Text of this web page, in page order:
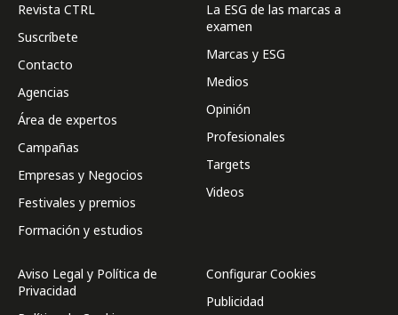
Revista CTRL
Suscríbete
Contacto
Agencias
Área de expertos
Campañas
Empresas y Negocios
Festivales y premios
Formación y estudios
La ESG de las marcas a
examen
Marcas y ESG
Medios
Opinión
Profesionales
Targets
Videos
Aviso Legal y Política de
Privacidad
Configurar Cookies
Publicidad